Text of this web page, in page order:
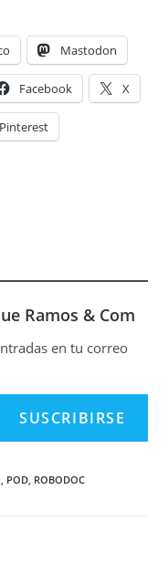
Mastodon
Facebook X
Pinterest
Ramos & Com
en tu correo
SUSCRIBIRSE
, POD, ROBODOC